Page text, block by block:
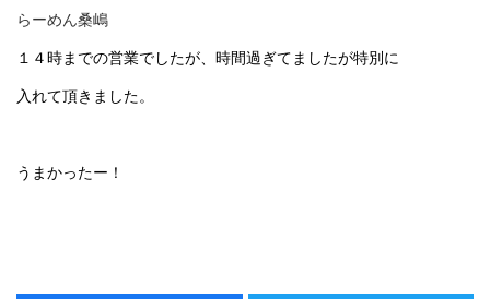
らーめん桑嶋
１４時までの営業でしたが、時間過ぎてましたが特別に
入れて頂きました。
うまかったー！